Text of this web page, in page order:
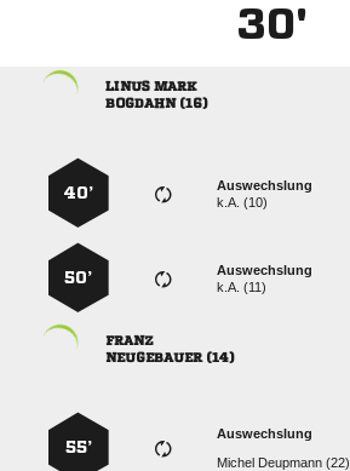
30'
 
 
Auswechslung
k.A. (10)
40’
Auswechslung
k.A. (11)
50’

 
Auswechslung
  
55’